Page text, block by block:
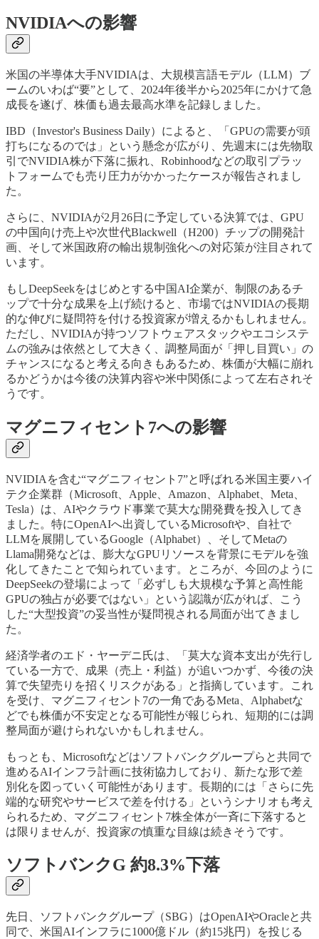
NVIDIAへの影響
米国の半導体大手NVIDIAは、大規模言語モデル（LLM）ブ
ームのいわば“要”として、2024年後半から2025年にかけて急
成長を遂げ、株価も過去最高水準を記録しました。
IBD（Investor's Business Daily）によると、「GPUの需要が頭
打ちになるのでは」という懸念が広がり、先週末には先物取
引でNVIDIA株が下落に振れ、Robinhoodなどの取引プラッ
トフォームでも売り圧力がかかったケースが報告されまし
た。
さらに、NVIDIAが2月26日に予定している決算では、GPU
の中国向け売上や次世代Blackwell（H200）チップの開発計
画、そして米国政府の輸出規制強化への対応策が注目されて
います。
もしDeepSeekをはじめとする中国AI企業が、制限のあるチ
ップで十分な成果を上げ続けると、市場ではNVIDIAの長期
的な伸びに疑問符を付ける投資家が増えるかもしれません。
ただし、NVIDIAが持つソフトウェアスタックやエコシステ
ムの強みは依然として大きく、調整局面が「押し目買い」の
チャンスになると考える向きもあるため、株価が大幅に崩れ
るかどうかは今後の決算内容や米中関係によって左右されそ
うです。
マグニフィセント7への影響
NVIDIAを含む“マグニフィセント7”と呼ばれる米国主要ハイ
テク企業群（Microsoft、Apple、Amazon、Alphabet、Meta、
Tesla）は、AIやクラウド事業で莫大な開発費を投入してき
ました。特にOpenAIへ出資しているMicrosoftや、自社で
LLMを展開しているGoogle（Alphabet）、そしてMetaの
Llama開発などは、膨大なGPUリソースを背景にモデルを強
化してきたことで知られています。ところが、今回のように
DeepSeekの登場によって「必ずしも大規模な予算と高性能
GPUの独占が必要ではない」という認識が広がれば、こう
した“大型投資”の妥当性が疑問視される局面が出てきまし
た。
経済学者のエド・ヤーデニ氏は、「莫大な資本支出が先行し
ている一方で、成果（売上・利益）が追いつかず、今後の決
算で失望売りを招くリスクがある」と指摘しています。これ
を受け、マグニフィセント7の一角であるMeta、Alphabetな
どでも株価が不安定となる可能性が報じられ、短期的には調
整局面が避けられないかもしれません。
もっとも、Microsoftなどはソフトバンクグループらと共同で
進めるAIインフラ計画に技術協力しており、新たな形で差
別化を図っていく可能性があります。長期的には「さらに先
端的な研究やサービスで差を付ける」というシナリオも考え
られるため、マグニフィセント7株全体が一斉に下落すると
は限りませんが、投資家の慎重な目線は続きそうです。
ソフトバンクG 約8.3%下落
先日、ソフトバンクグループ（SBG）はOpenAIやOracleと共
同で、米国AIインフラに1000億ドル（約15兆円）を投じる